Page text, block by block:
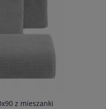
z mieszanki